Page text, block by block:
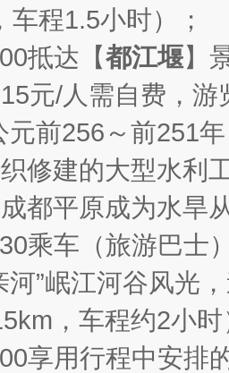
车程1.5小时）；
抵达【都江堰】
元/人需自费，
元前256～前251
修建的大型水利
都平原成为水旱
乘车（旅游巴士
河”岷江河谷风光
，车程约2小
享用行程中安排